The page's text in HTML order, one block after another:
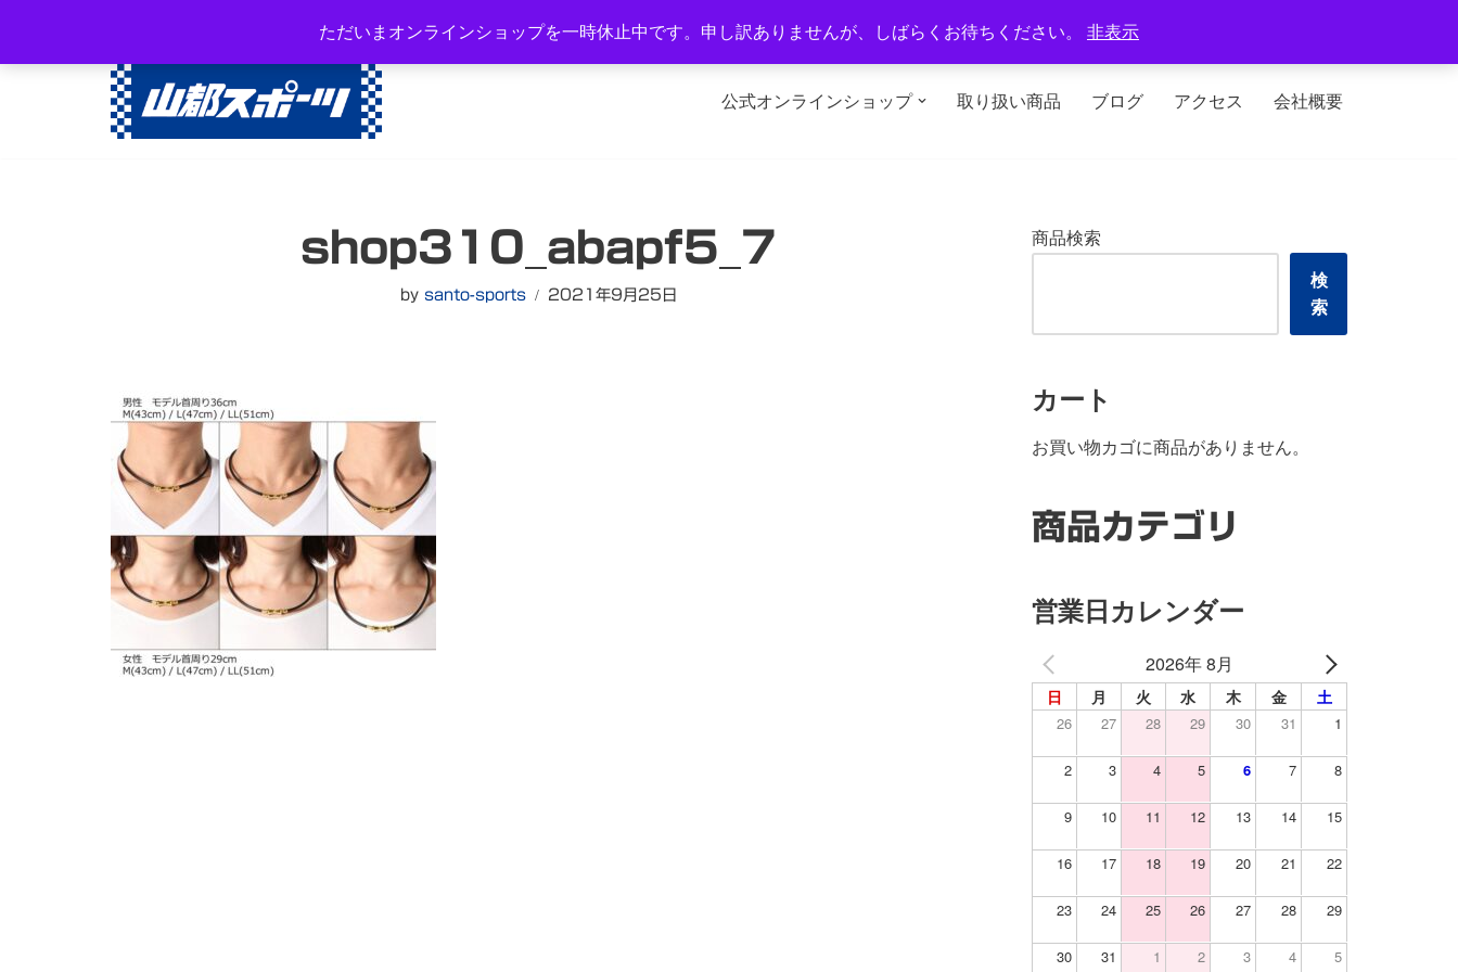
ただいまオンラインショップを一時休止中です。申し訳ありませんが、しばらくお待ちください。 非表示
コ
岐阜県高山市西之一色町3-1081-2 TEL：0577-34-3434 営業時間：午前10時～午後6時 定休日：火曜日、水曜日
公式オンラインショップ 取り扱い商品 ブログ アクセス 会社概要
shop310_abapf5_7
by santo-sports 2021年9月25日
商品検索
検
索
カート
お買い物カゴに商品がありません。
商品カテゴリ
営業日カレンダー
2026年 8月
日 月 火 水 木 金 土
26 27 28 29 30 31 1
2 3 4 5 6 7 8
9 10 11 12 13 14 15
16 17 18 19 20 21 22
23 24 25 26 27 28 29
30 31 1 2 3 4 5